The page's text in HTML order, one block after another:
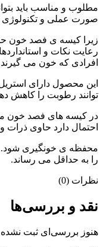
مطلوب و مناسب باید
صورت عملی و تکنولوژی
زیرا کیسه ی فصد خون
رعایت نکات و
افرادی که خون می گیرند
این محصول دارای
توانند رطوبت را کاهش
در کیسه های فصد خون
احتمال دارد حاوی ذرات
محفظه ی خونگیری شود.
را به حداقل می رساند.
نظرات (0)
نقد و بررسی‌ها
هنوز بررسی‌ای ثبت